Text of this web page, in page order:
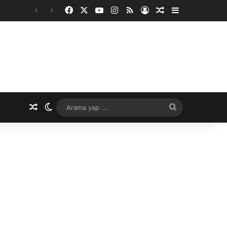
Facebook YouTubeInstagram
RSS Kayıt OlRastgele Makale
Rastgele Makale
Dış görünümü değiştir
yap